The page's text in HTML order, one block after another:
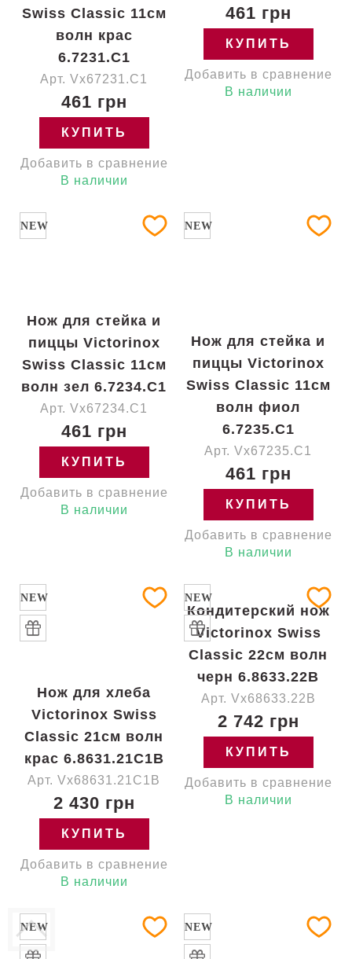
Swiss Classic 11см
волн крас
6.7231.C1
Арт. Vx67231.C1
461 грн
КУПИТЬ
Добавить в сравнение
В наличии
461 грн
КУПИТЬ
Добавить в сравнение
В наличии
NEW
Нож для стейка и
пиццы Victorinox
Swiss Classic 11см
волн зел 6.7234.C1
Арт. Vx67234.C1
461 грн
КУПИТЬ
Добавить в сравнение
В наличии
NEW
Нож для стейка и
пиццы Victorinox
Swiss Classic 11см
волн фиол
6.7235.C1
Арт. Vx67235.C1
461 грн
КУПИТЬ
Добавить в сравнение
В наличии
NEW
Нож для хлеба
Victorinox Swiss
Classic 21см волн
крас 6.8631.21C1B
Арт. Vx68631.21C1B
2 430 грн
КУПИТЬ
Добавить в сравнение
В наличии
NEW
Кондитерский нож
Victorinox Swiss
Classic 22см волн
Добавить в сравнение